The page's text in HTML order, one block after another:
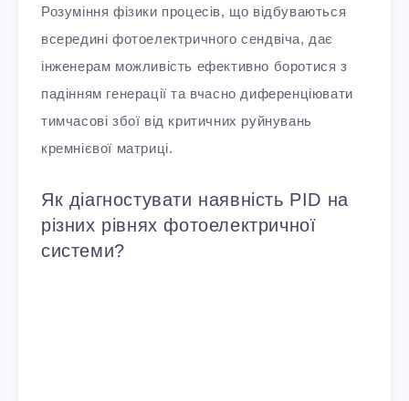
Розуміння фізики процесів, що відбуваються
всередині фотоелектричного сендвіча, дає
інженерам можливість ефективно боротися з
падінням генерації та вчасно диференціювати
тимчасові збої від критичних руйнувань
кремнієвої матриці.
Як діагностувати наявність PID на
різних рівнях фотоелектричної
системи?